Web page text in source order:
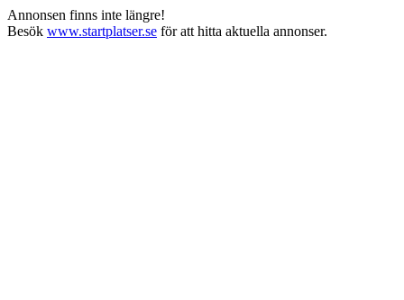
Annonsen finns inte längre!
Besök www.startplatser.se för att hitta aktuella annonser.